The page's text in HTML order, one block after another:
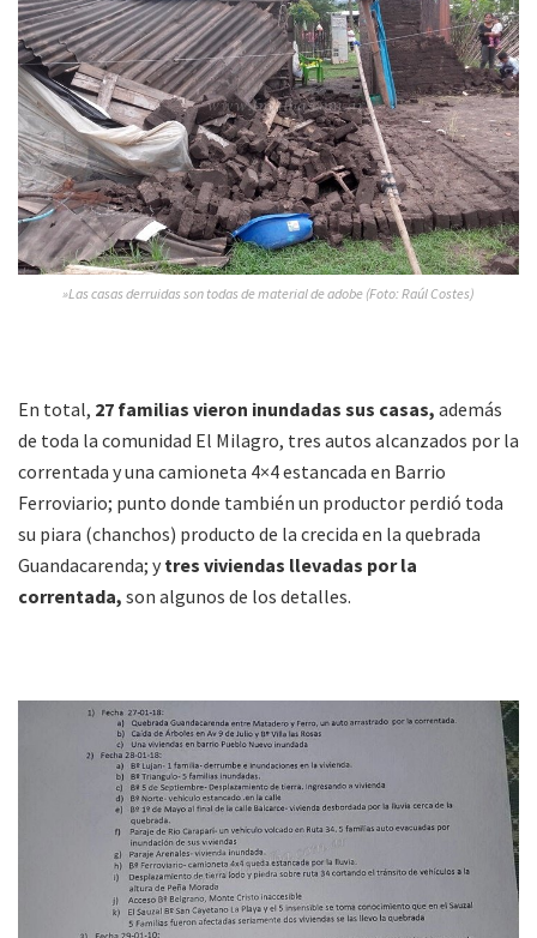
»Las casas derruidas son todas de material de adobe (Foto: Raúl Costes)
En total, 27 familias vieron inundadas sus casas, además
de toda la comunidad El Milagro, tres autos alcanzados por la
correntada y una camioneta 4×4 estancada en Barrio
Ferroviario; punto donde también un productor perdió toda
su piara (chanchos) producto de la crecida en la quebrada
Guandacarenda; y tres viviendas llevadas por la
correntada, son algunos de los detalles.